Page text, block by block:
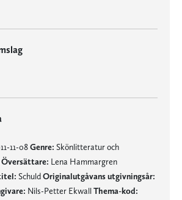
11-08Genre: Skönlitteratur och
Översättare: Lena Hammargren
SchuldOriginalutgåvans utgivningsår:
Nils-Petter EkwallThema-kod: